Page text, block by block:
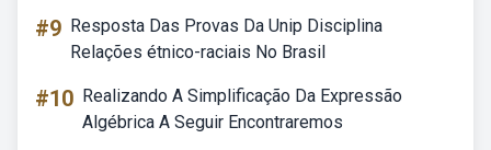
#9 Resposta Das Provas Da Unip Disciplina
Relações étnico-raciais No Brasil
#10 Realizando A Simplificação Da Expressão
Algébrica A Seguir Encontraremos